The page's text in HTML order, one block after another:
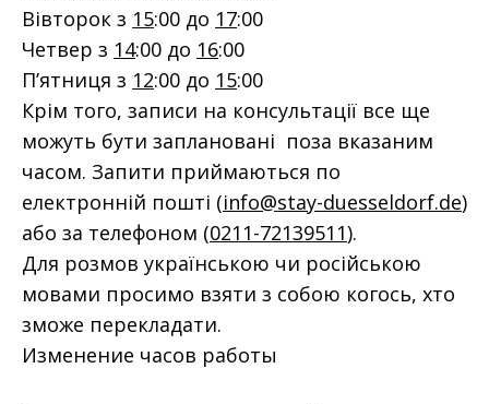
Вівторок з 15:00 до 17:00
Четвер з 14:00 до 16:00
П’ятниця з 12:00 до 15:00
Крім того, записи на консультації все ще
можуть бути заплановані поза вказаним
часом. Запити приймаються по
електронній пошті (info@stay-duesseldorf.de)
або за телефоном (0211-72139511).
Для розмов українською чи російською
мовами просимо взяти з собою когось, хто
зможе перекладати.
Изменение часов работы